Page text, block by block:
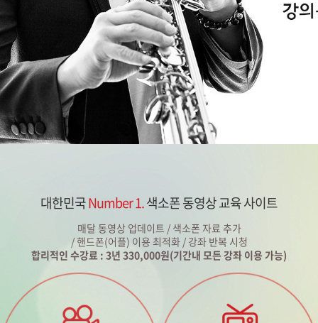
대한민국Number 1.색소폰 동영상 교육 사이트
매달 동영상 업데이트 / 색소폰 자료 추가
/ 핸드폰(어플) 이용 최적화 / 강좌 반복 시청
합리적인 수강료 : 3년 330,000원(기간내 모든 강좌 이용 가능)